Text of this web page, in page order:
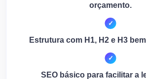
orçamento.
Estrutura com H1, H2 e H3
SEO básico para facilitar a